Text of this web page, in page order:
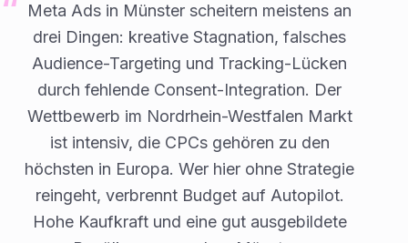
Meta Ads in Münster scheitern meistens an
drei Dingen: kreative Stagnation, falsches
Audience-Targeting und Tracking-Lücken
durch fehlende Consent-Integration. Der
Wettbewerb im Nordrhein-Westfalen Markt
ist intensiv, die CPCs gehören zu den
höchsten in Europa. Wer hier ohne Strategie
reingeht, verbrennt Budget auf Autopilot.
Hohe Kaufkraft und eine gut ausgebildete